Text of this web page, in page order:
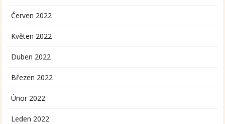
Červen 2022
Květen 2022
Duben 2022
Březen 2022
Únor 2022
Leden 2022